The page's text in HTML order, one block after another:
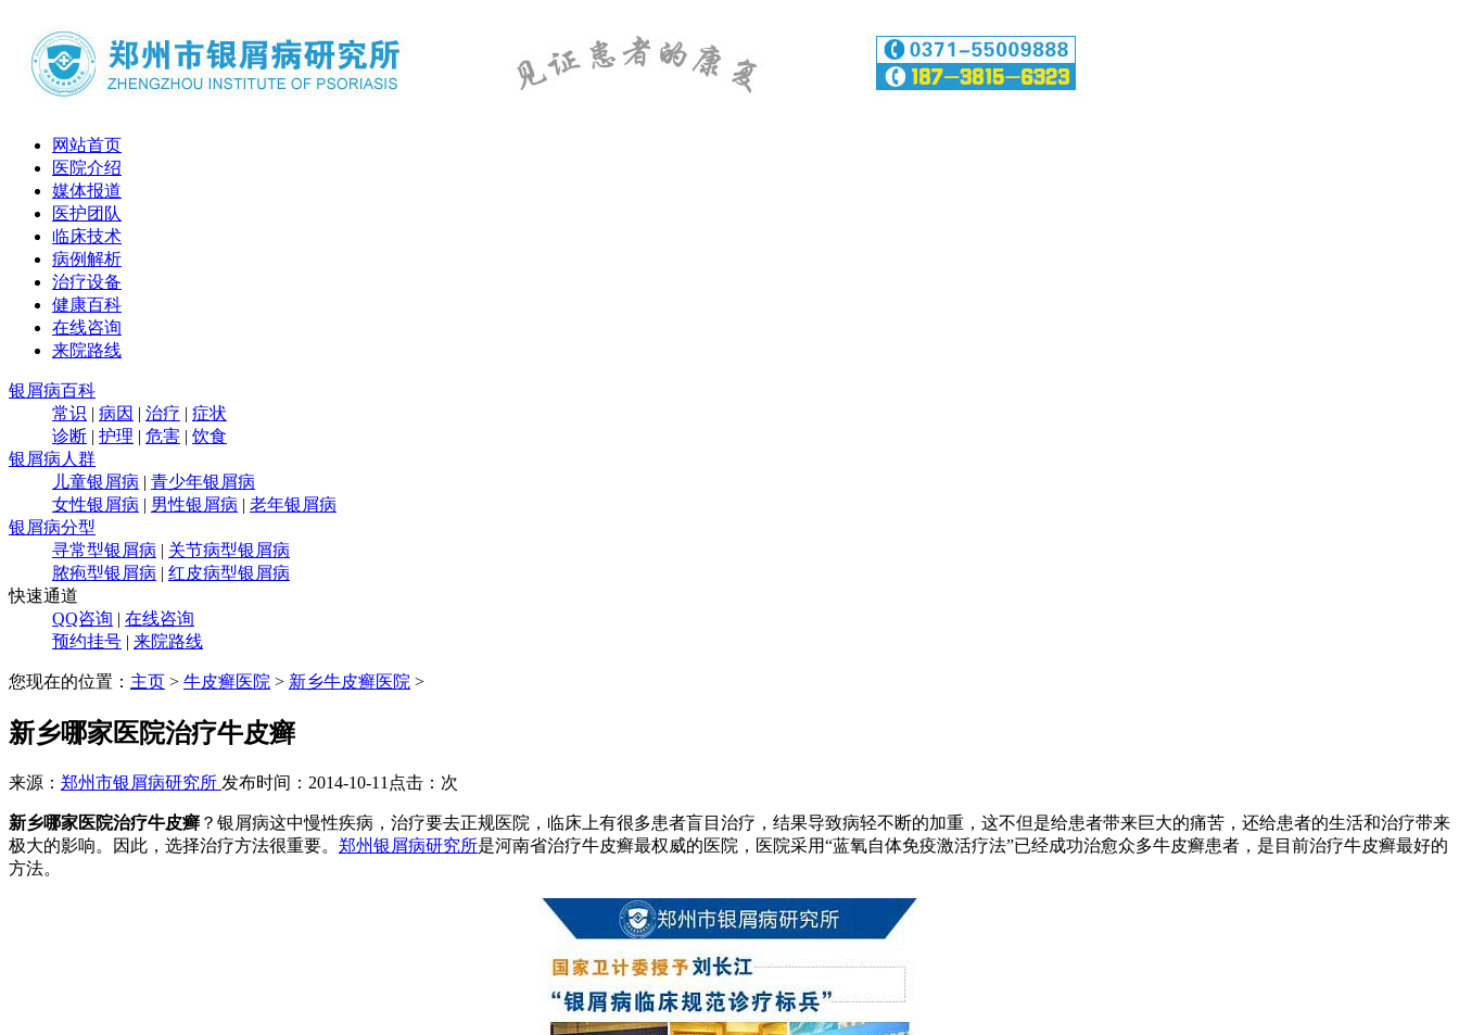
网站首页
医院介绍
媒体报道
医护团队
临床技术
病例解析
治疗设备
健康百科
在线咨询
来院路线
银屑病百科
常识 | 病因 | 治疗 | 症状
诊断 | 护理 | 危害 | 饮食
银屑病人群
儿童银屑病 | 青少年银屑病
女性银屑病 | 男性银屑病 | 老年银屑病
银屑病分型
寻常型银屑病 | 关节病型银屑病
脓疱型银屑病 | 红皮病型银屑病
快速通道
QQ咨询 | 在线咨询
预约挂号 | 来院路线
您现在的位置： 主页 > 牛皮癣医院 > 新乡牛皮癣医院 >
新乡哪家医院治疗牛皮癣
来源： 郑州市银屑病研究所 发布时间：2014-10-11 点击： 次
新乡哪家医院治疗牛皮癣 ？银屑病这中慢性疾病，治疗要去正规医院，临床上有很多患者盲目治疗，结果导致病轻不断的加重，这不但是给患者带来巨大的痛苦，还给患者的生活和治疗带来
极大的影响。因此，选择治疗方法很重要。 郑州银屑病研究所是河南省治疗牛皮癣最权威的医院，医院采用“蓝氧自体免疫激活疗法”已经成功治愈众多牛皮癣患者，是目前治疗牛皮癣最好的
方法。